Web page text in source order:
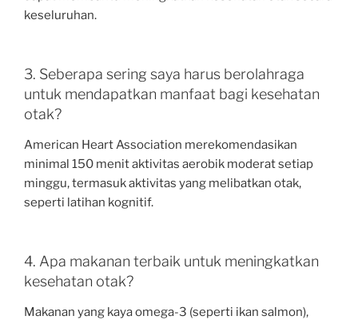
keseluruhan.
3. Seberapa sering saya harus berolahraga
untuk mendapatkan manfaat bagi kesehatan
otak?
American Heart Association merekomendasikan
minimal 150 menit aktivitas aerobik moderat setiap
minggu, termasuk aktivitas yang melibatkan otak,
seperti latihan kognitif.
4. Apa makanan terbaik untuk meningkatkan
kesehatan otak?
Makanan yang kaya omega-3 (seperti ikan salmon),